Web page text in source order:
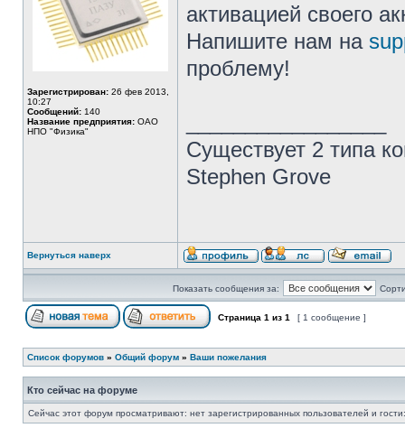
Зарегистрирован: 26 фев 2013,
10:27
Сообщений: 140
Название предприятия: ОАО
НПО "Физика"
активацией своего
Напишите нам на
проблему!
Существует 2 типа
Stephen Grove
Вернуться наверх
Показать сообщения за:
Страница 1 из 1 [ 1 сообщение ]
Список форумов » Общий форум » Ваши пожелания
Кто сейчас на форуме
Сейчас этот форум просматривают: нет зарегистрированных пользователей и